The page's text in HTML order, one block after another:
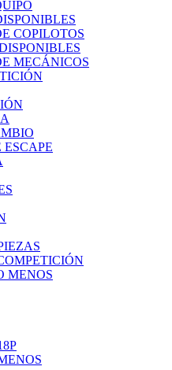
COPILOTOS
MECÁNICOS
ESCAPE
MENOS